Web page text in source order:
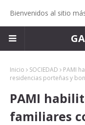
Bienvenidos al sitio
Inicio SOCIEDAD
PAMI
residencias porteñas y
PAMI
familiares